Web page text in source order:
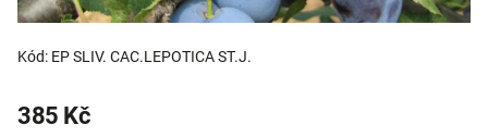
Kód: EP SLIV. CAC.LEPOTICA ST.J.
385 Kč